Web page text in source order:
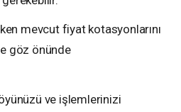
mevcut fiyat kotasyonlarını
göz önünde
ve işlemlerinizi